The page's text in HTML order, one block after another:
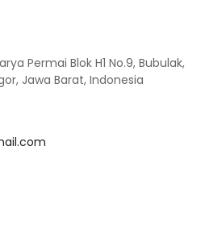
Permai Blok H1 No.9, Bubulak,
Jawa Barat, Indonesia